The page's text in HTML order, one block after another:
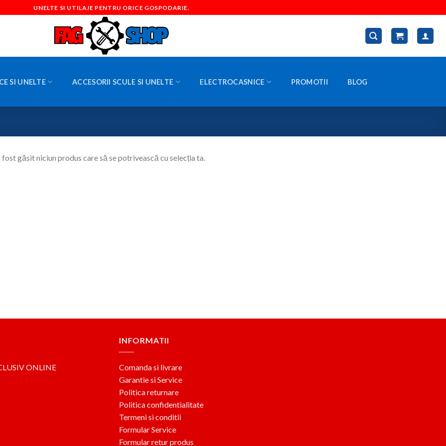
UNELTE SI UTILAJE PENTRU ORICE GOSPODARIE.
SI UNELTE ACCESORII SCULE SI UNELTE ELECTROCASNICE PROMOTII BLOG
fost găsit niciun produs care să se potrivească cu selecția ta.
ONLINE
INFORMATII
Comanda si livrare
Garantie si Service
Politica returnare
Politica confidentialitate
Termeni si conditii
Formular Service
Formular retur produs